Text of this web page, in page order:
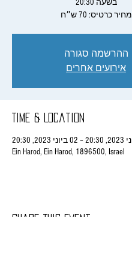
מחיר כרטיס: 70 ש״ח
ההרשמה סגורה
אירועים אחרים
Time & Location
Ein Harod, Ein Harod, 1896500, Israel
Share This Event